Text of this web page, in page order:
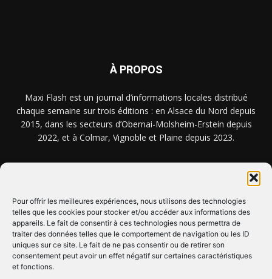
Pour offrir les meilleures expériences, nous utilisons des technologies
telles que les cookies pour stocker et/ou accéder aux informations des
appareils. Le fait de consentir à ces technologies nous permettra de
traiter des données telles que le comportement de navigation ou les ID
uniques sur ce site. Le fait de ne pas consentir ou de retirer son
consentement peut avoir un effet négatif sur certaines caractéristiques
et fonctions.
À PROPOS
Maxi Flash est un journal d’informations locales distribué
chaque semaine sur trois éditions : en Alsace du Nord depuis
2015, dans les secteurs d’Obernai-Molsheim-Erstein depuis
2022, et à Colmar, Vignoble et Plaine depuis 2023.
CLIQUEZ ICI !
SUIVEZ-NOUS !